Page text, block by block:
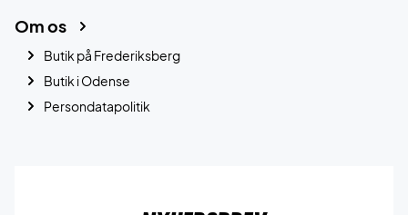
Om os
Butik på Frederiksberg
Butik i Odense
Persondatapolitik